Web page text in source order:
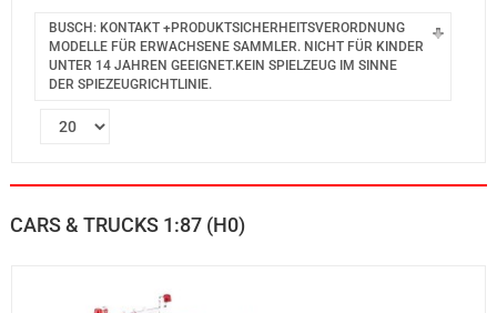
BUSCH: KONTAKT +PRODUKTSICHERHEITSVERORDNUNG
MODELLE FÜR ERWACHSENE SAMMLER. NICHT FÜR KINDER
UNTER 14 JAHREN GEEIGNET.KEIN SPIELZEUG IM SINNE
DER SPIEZEUGRICHTLINIE.
CARS & TRUCKS 1:87 (H0)